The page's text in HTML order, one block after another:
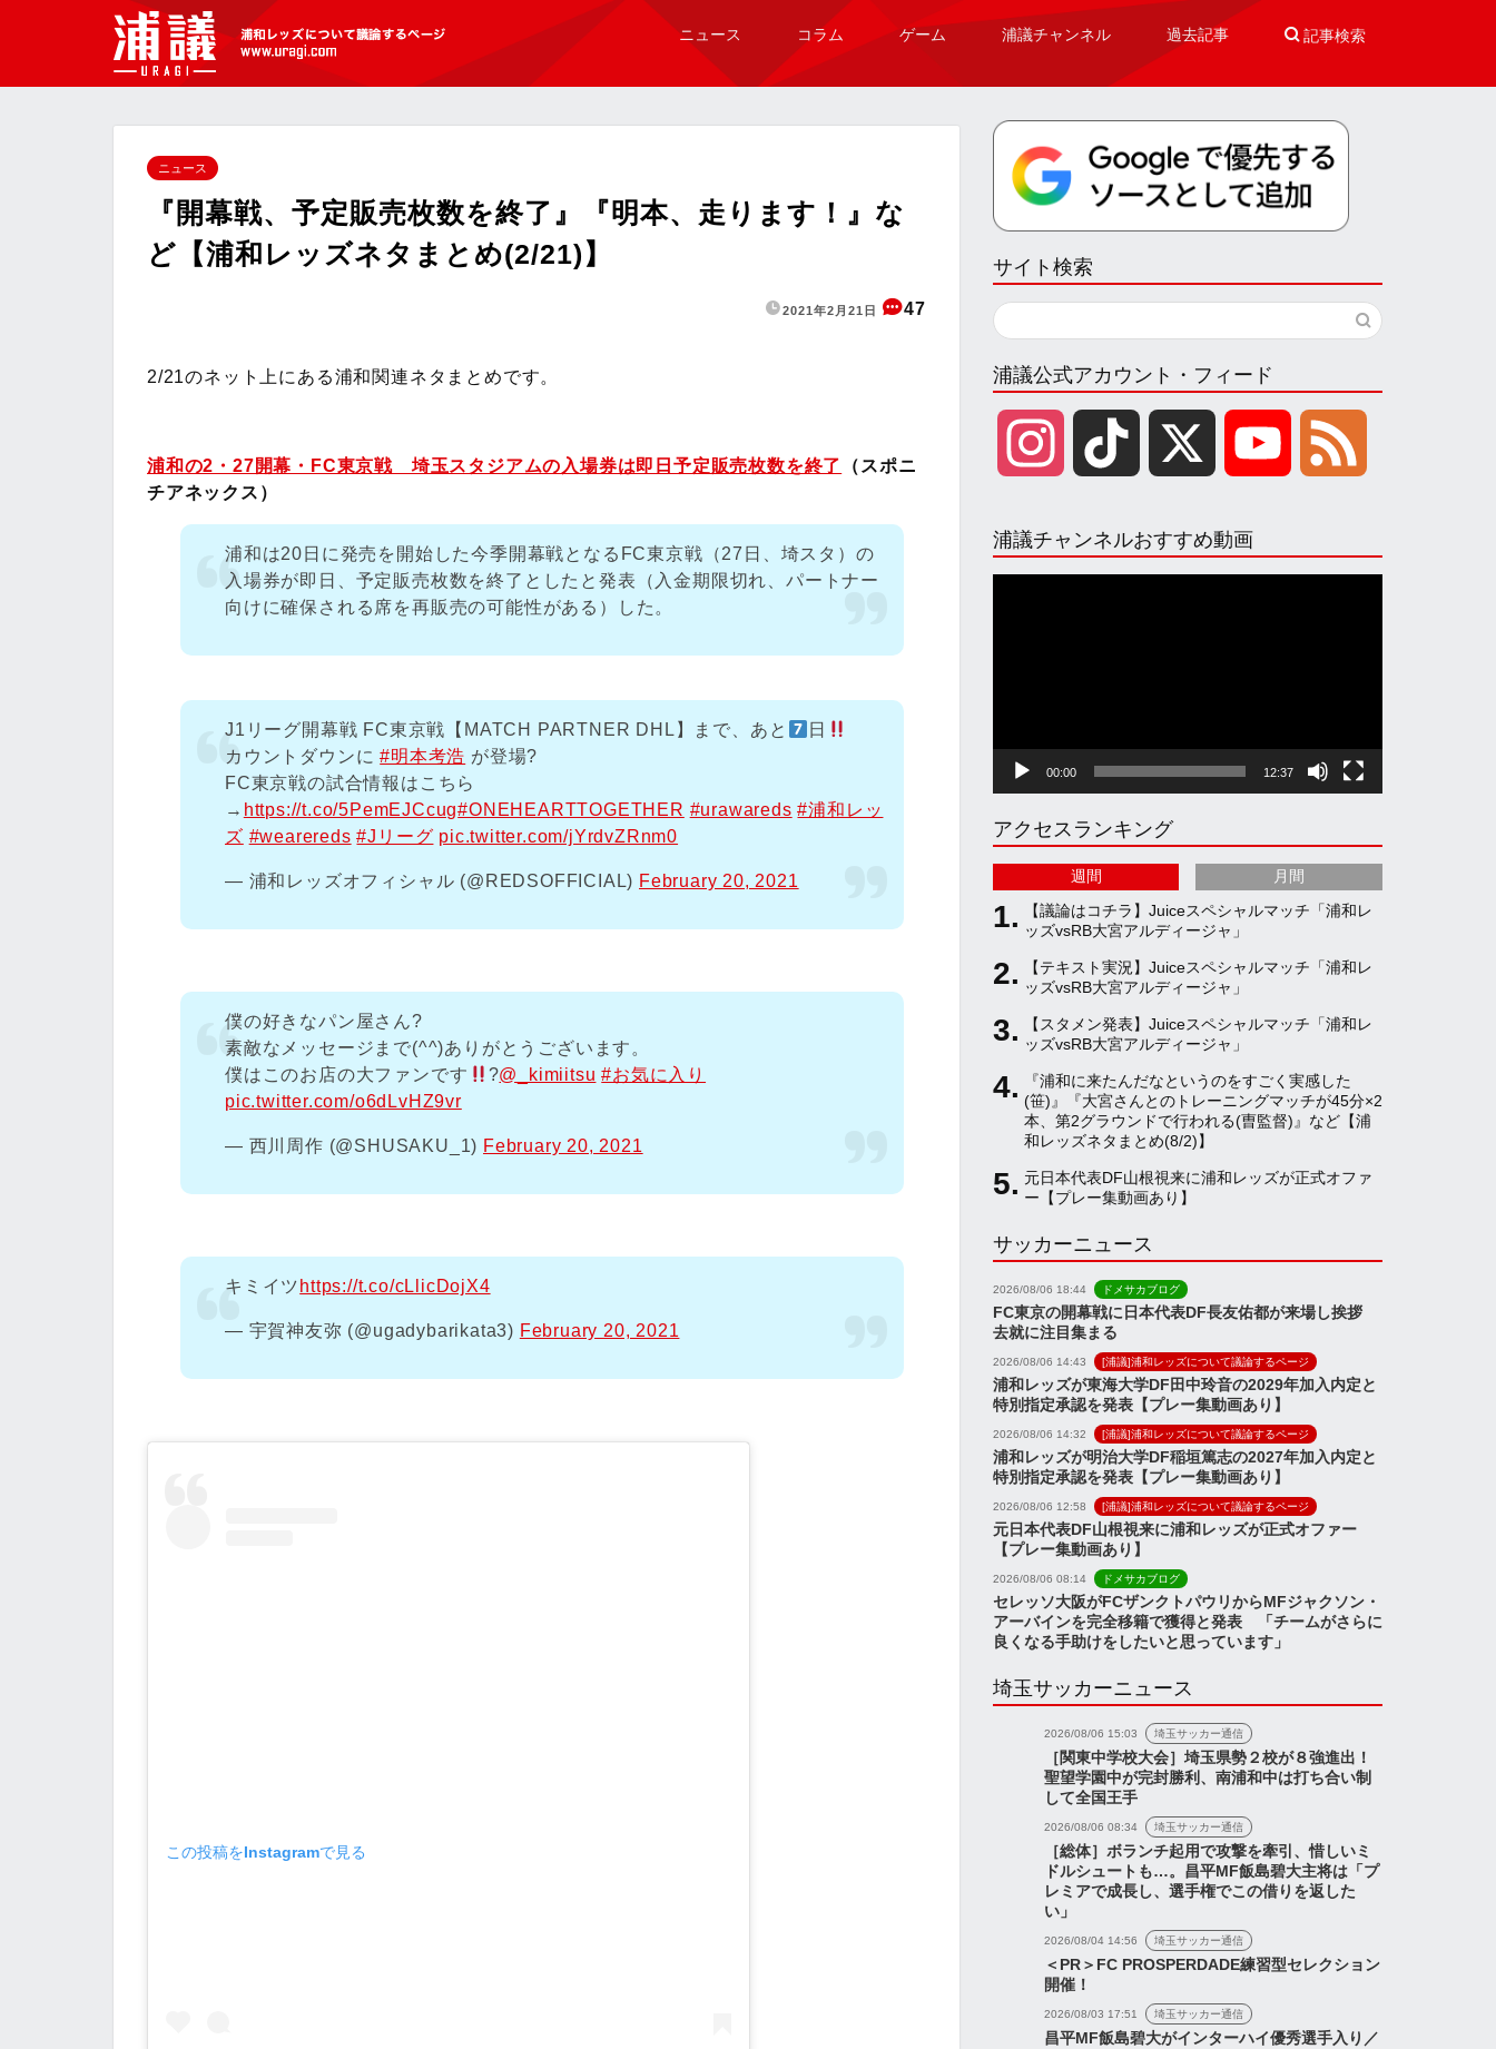
[浦議]浦和レッズについて議論するペ
ニュース コラム ゲーム 浦議チャンネル 過去記事  記事検索
ニュース
『開幕戦、予定販売枚数を終了』『明本、走ります！』な
ど【浦和レッズネタまとめ(2/21)】
2021年2月21日 47
2/21のネット上にある浦和関連ネタまとめです。
浦和の2・27開幕・FC東京戦 埼玉スタジアムの入場券は即日予定販売枚数を終了
（スポニ
チアネックス）
浦和は20日に発売を開始した今季開幕戦となるFC東京戦（27日、埼スタ）の
入場券が即日、予定販売枚数を終了としたと発表（入金期限切れ、パートナー
向けに確保される席を再販売の可能性がある）した。
J1リーグ開幕戦 FC東京戦【MATCH PARTNER DHL】まで、あと
日
カウントダウンに#明本考浩 が登場?
FC東京戦の試合情報はこちら
→ https://t.co/5PemEJCcug#ONEHEARTTOGETHER #urawareds #浦和レッ
ズ #wearereds #Jリーグ pic.twitter.com/jYrdvZRnm0
— 浦和レッズオフィシャル (@REDSOFFICIAL) February 20, 2021
僕の好きなパン屋さん?
素敵なメッセージまで(^^)ありがとうございます。
僕はこのお店の大ファンです
?@_kimiitsu #お気に入り
pic.twitter.com/o6dLvHZ9vr
— 西川周作 (@SHUSAKU_1) February 20, 2021
キミイツ https://t.co/cLlicDojX4
— 宇賀神友弥 (@ugadybarikata3) February 20, 2021
この投稿をInstagramで見る
サイト検索
浦議公式アカウント・フィード
s
g
r
a
m
k
k
u
b
e
C
h
n
n
l
e
浦議チャンネルおすすめ動画
00:00 12:37
アクセスランキング
週間 月間
【議論はコチラ】Juiceスペシャルマッチ「浦和レ
ッズvsRB大宮アルディージャ」
【テキスト実況】Juiceスペシャルマッチ「浦和レ
ッズvsRB大宮アルディージャ」
【スタメン発表】Juiceスペシャルマッチ「浦和レ
ッズvsRB大宮アルディージャ」
『浦和に来たんだなというのをすごく実感した
(笹)』『大宮さんとのトレーニングマッチが45分×2
本、第2グラウンドで行われる(曺監督)』など【浦
和レッズネタまとめ(8/2)】
元日本代表DF山根視来に浦和レッズが正式オファ
ー【プレー集動画あり】
サッカーニュース
2026/08/06 18:44 ドメサカブログ
FC東京の開幕戦に日本代表DF長友佑都が来場し挨拶
去就に注目集まる
2026/08/06 14:43 [浦議]浦和レッズについて議論するページ
浦和レッズが東海大学DF田中玲音の2029年加入内定と
特別指定承認を発表【プレー集動画あり】
2026/08/06 14:32 [浦議]浦和レッズについて議論するページ
浦和レッズが明治大学DF稲垣篤志の2027年加入内定と
特別指定承認を発表【プレー集動画あり】
2026/08/06 12:58 [浦議]浦和レッズについて議論するページ
元日本代表DF山根視来に浦和レッズが正式オファー
【プレー集動画あり】
2026/08/06 08:14 ドメサカブログ
セレッソ大阪がFCザンクトパウリからMFジャクソン・
アーバインを完全移籍で獲得と発表 「チームがさらに
良くなる手助けをしたいと思っています」
埼玉サッカーニュース
2026/08/06 15:03 埼玉サッカー通信
［関東中学校大会］埼玉県勢２校が８強進出！
聖望学園中が完封勝利、南浦和中は打ち合い制
して全国王手
2026/08/06 08:34 埼玉サッカー通信
［総体］ボランチ起用で攻撃を牽引、惜しいミ
ドルシュートも…。昌平MF飯島碧大主将は「プ
レミアで成長し、選手権でこの借りを返した
い」
2026/08/04 14:56 埼玉サッカー通信
＜PR＞FC PROSPERDADE練習型セレクション
開催！
2026/08/03 17:51 埼玉サッカー通信
昌平MF飯島碧大がインターハイ優秀選手入り／